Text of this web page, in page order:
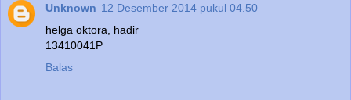
Unknown 12 Desember 2014 pukul 04.50
helga oktora, hadir
13410041P
Balas